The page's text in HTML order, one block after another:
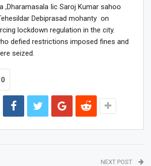
,Dharamasala Iic Saroj Kumar sahoo
Debiprasad mohanty on
lockdown regulation in the city.
defied restrictions imposed fines and
seized.
0
NEXT POST